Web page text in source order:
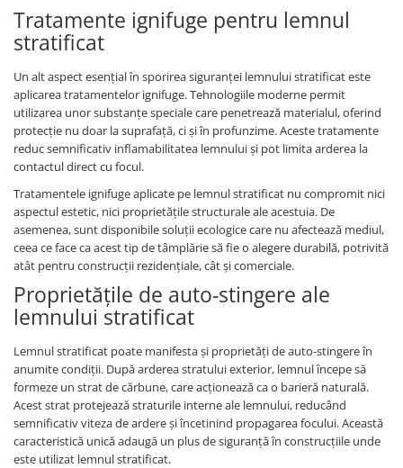
Tratamente ignifuge pentru lemnul
stratificat
Un alt aspect esențial în sporirea siguranței lemnului stratificat este
aplicarea tratamentelor ignifuge. Tehnologiile moderne permit
utilizarea unor substanțe speciale care penetrează materialul, oferind
protecție nu doar la suprafață, ci și în profunzime. Aceste tratamente
reduc semnificativ inflamabilitatea lemnului și pot limita arderea la
contactul direct cu focul.
Tratamentele ignifuge aplicate pe lemnul stratificat nu compromit nici
aspectul estetic, nici proprietățile structurale ale acestuia. De
asemenea, sunt disponibile soluții ecologice care nu afectează mediul,
ceea ce face ca acest tip de tâmplărie să fie o alegere durabilă, potrivită
atât pentru construcții rezidențiale, cât și comerciale.
Proprietățile de auto-stingere ale
lemnului stratificat
Lemnul stratificat poate manifesta și proprietăți de auto-stingere în
anumite condiții. După arderea stratului exterior, lemnul începe să
formeze un strat de cărbune, care acționează ca o barieră naturală.
Acest strat protejează straturile interne ale lemnului, reducând
semnificativ viteza de ardere și încetinind propagarea focului. Această
caracteristică unică adaugă un plus de siguranță în construcțiile unde
este utilizat lemnul stratificat.